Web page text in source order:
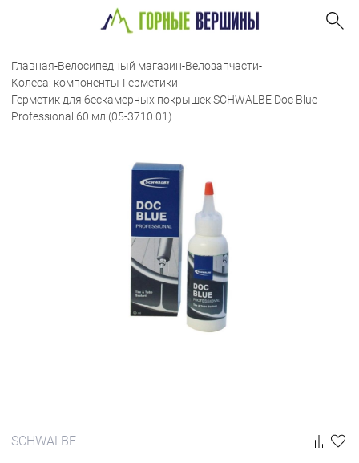
Главная-Велосипедный магазин-Велозапчасти-
Колеса: компоненты-Герметики-
Герметик для бескамерных покрышек SCHWALBE Doc Blue
Professional 60 мл (05-3710.01)
SCHWALBE